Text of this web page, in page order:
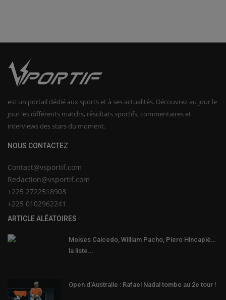
est un portail dédié aux sports et à ses actualités. Découvrez au jour le
jour les différents matchs, résultats sportifs, commentaires et
interviews des stars du moment.
NOUS CONTACTEZ
Contact@vsportif.com
Redaction@vsportif.com
+225 2722518903
+225 0102962241
ARTICLE ALÉATOIRES
Moises Caicedo, William Pacho, Piero Hincapié…
la liste...
Open d'Australie : Rafael Nadal tombe au 2e tour !